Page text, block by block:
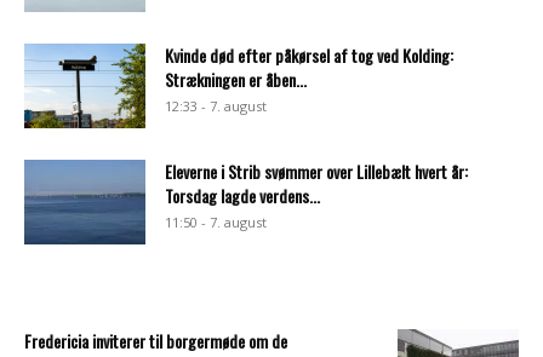
Kvinde død efter påkørsel af tog ved Kolding:
Strækningen er åben...
12:33 - 7. august
Eleverne i Strib svømmer over Lillebælt hvert år:
Torsdag lagde verdens...
11:50 - 7. august
Fredericia inviterer til borgermøde om de